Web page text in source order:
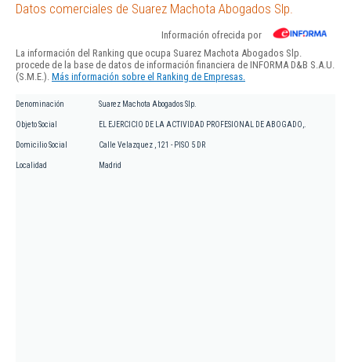
Datos comerciales de Suarez Machota Abogados Slp.
Información ofrecida por
La información del Ranking que ocupa Suarez Machota Abogados Slp.
procede de la base de datos de información financiera de INFORMA D&B S.A.U.
(S.M.E.). Más información sobre el Ranking de Empresas.
Denominación Suarez Machota Abogados Slp.
Objeto Social EL EJERCICIO DE LA ACTIVIDAD PROFESIONAL DE ABOGADO,.
Domicilio Social Calle Velazquez , 121 - PISO 5 DR
Localidad Madrid